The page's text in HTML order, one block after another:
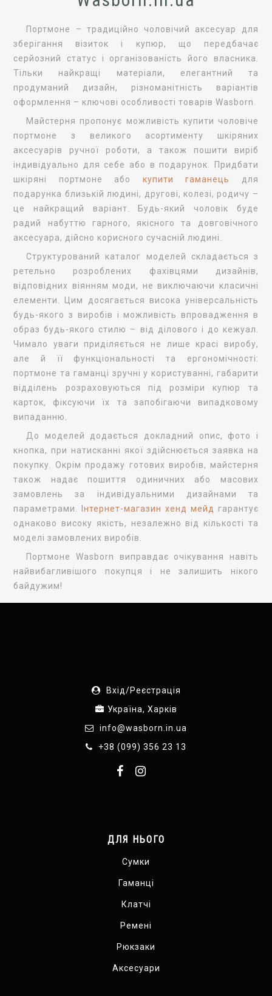
Портмоне – традиційно чоловічий аксесуар для
зберігання візиток і купюр, що передбачає
серйозний статус і організованість його власника.
Тільки найкращі матеріали, елегантний та
продуманий дизайн, різноманітність варіантів
оформлення – ключові особливості товарів Wasborn.
Майстерня пропонує можливість купити чоловіче
портмоне з великого асортименту шкіряних
аксесуарів ручної роботи, а також пошити виріб
індивідуально для себе або в подарунок. Придбати
шкіряні портмоне або купити гаманець
для
подарунка близькій людині, другові, колезі, родичу –
це найкращий варіант. Будь-який чоловік буде
радий набуттю гарного, якісного та довговічного
аксесуара, дійсно корисного сучасній людині.
Структурований каталог моделей складається з
ретельно розроблених фахівцями дизайнів,
відповідних віянням моди, не виключаючи класичні
елементи. Цим досягається висока універсальність
будь-якого з виробів і можливість впровадження в
образ будь-якого стилю – від ділового і до кежуал.
Чимало уваги приділяється не лише красі виробу,
але й її функціональності та ергономічності:
портмоне та гаманці зручні у користуванні, габарити
відділень розраховуються під розміри купюр та
карток, фіксуючи їх та запобігаючи випадковому
випаданню.
До моделей додається докладний опис, фото і
кнопка, при натисканні якої здійснюється заявка на
покупку. Окрім продажу готових виробів, майстерня
також надає пошиття одиничних або масових
замовлень за індивідуальними дизайнами та
параметрами.
Інтернет-магазин хенд мейд гарантує
однаково високу якість, незалежно від кількості та
моделі замовлених виробів.
Портмоне Wasborn виправдає очікування навіть
найвибагливішого покупця і не залишить нікого
байдужим!
Вхід/Реєстрація
Україна, Харків
info@wasborn.in.ua
+38 (099) 356 23 13
ДЛЯ НЬОГО
Сумки
Гаманці
Клатчі
Ремені
Рюкзаки
Аксесуари